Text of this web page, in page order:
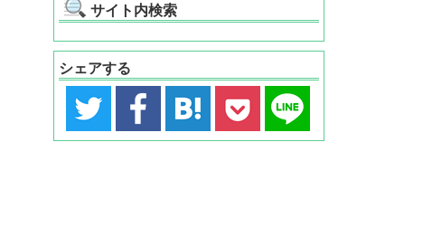
サイト内検索
シェアする